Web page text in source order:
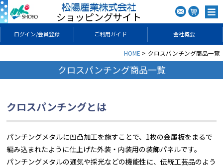
ショッピングサイト
ログイン/会員登録 ご利用ガイド 会社概要
HOME クロスパンチング商品一覧
クロスパンチング商品一覧
クロスパンチングとは
パンチングメタルに凹凸加工を施すことで、1枚の金属板をまるで
編み込まれたように仕上げた外装・内装用の装飾パネルです。
パンチングメタルの通気や採光などの機能性に、伝統工芸品のよう